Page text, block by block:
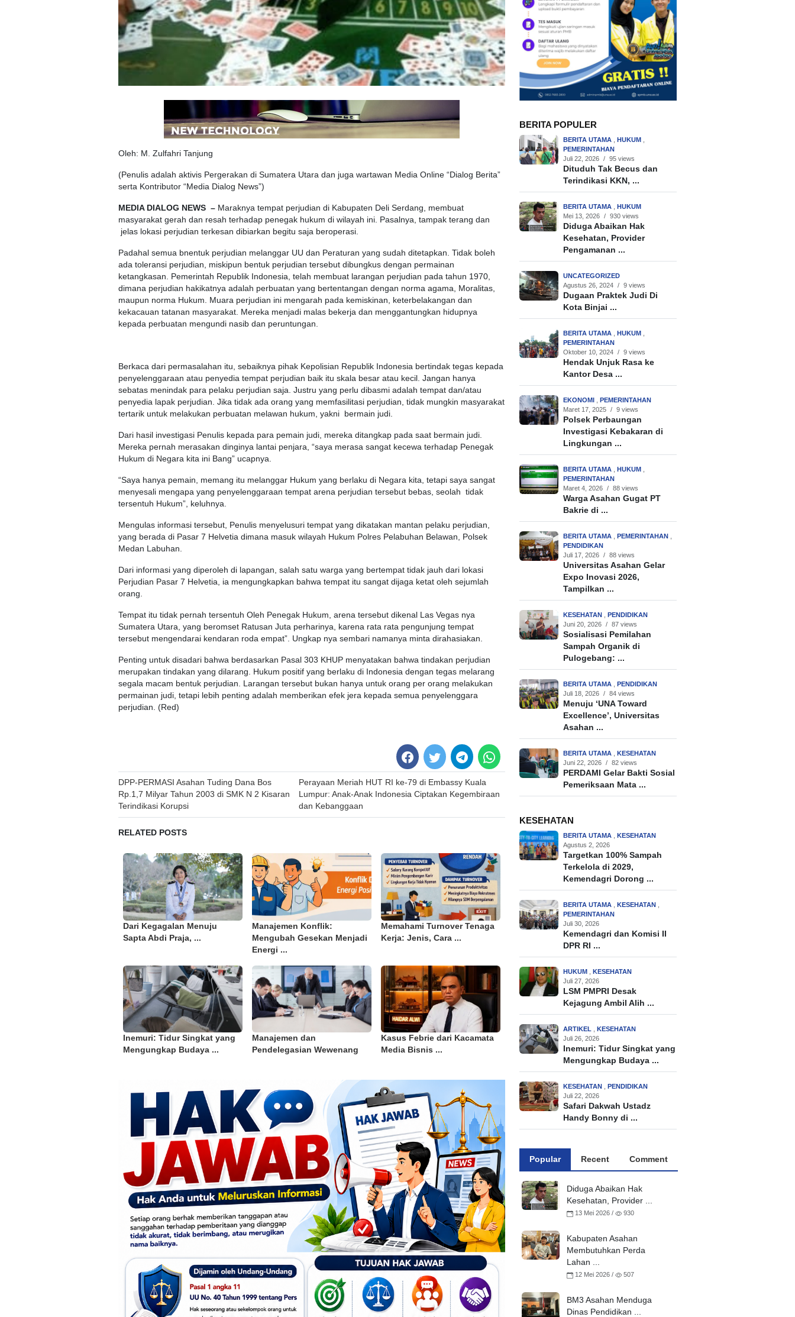
Oleh: M. Zulfahri Tanjung
(Penulis adalah aktivis Pergerakan di Sumatera Utara dan juga wartawan Media Online “Dialog Berita”
serta Kontributor “Media Dialog News”)
MEDIA DIALOG NEWS – Maraknya tempat perjudian di Kabupaten Deli Serdang, membuat
masyarakat gerah dan resah terhadap penegak hukum di wilayah ini. Pasalnya, tampak terang dan
jelas lokasi perjudian terkesan dibiarkan begitu saja beroperasi.
Padahal semua bnentuk perjudian melanggar UU dan Peraturan yang sudah ditetapkan. Tidak boleh
ada toleransi perjudian, miskipun bentuk perjudian tersebut dibungkus dengan permainan
ketangkasan. Pemerintah Republik Indonesia, telah membuat larangan perjudian pada tahun 1970,
dimana perjudian hakikatnya adalah perbuatan yang bertentangan dengan norma agama, Moralitas,
maupun norma Hukum. Muara perjudian ini mengarah pada kemiskinan, keterbelakangan dan
kekacauan tatanan masyarakat. Mereka menjadi malas bekerja dan menggantungkan hidupnya
kepada perbuatan mengundi nasib dan peruntungan.
Berkaca dari permasalahan itu, sebaiknya pihak Kepolisian Republik Indonesia bertindak tegas kepada
penyelenggaraan atau penyedia tempat perjudian baik itu skala besar atau kecil. Jangan hanya
sebatas menindak para pelaku perjudian saja. Justru yang perlu dibasmi adalah tempat dan/atau
penyedia lapak perjudian. Jika tidak ada orang yang memfasilitasi perjudian, tidak mungkin masyarakat
tertarik untuk melakukan perbuatan melawan hukum, yakni bermain judi.
Dari hasil investigasi Penulis kepada para pemain judi, mereka ditangkap pada saat bermain judi.
Mereka pernah merasakan dinginya lantai penjara, “saya merasa sangat kecewa terhadap Penegak
Hukum di Negara kita ini Bang” ucapnya.
“Saya hanya pemain, memang itu melanggar Hukum yang berlaku di Negara kita, tetapi saya sangat
menyesali mengapa yang penyelenggaraan tempat arena perjudian tersebut bebas, seolah tidak
tersentuh Hukum”, keluhnya.
Mengulas informasi tersebut, Penulis menyelusuri tempat yang dikatakan mantan pelaku perjudian,
yang berada di Pasar 7 Helvetia dimana masuk wilayah Hukum Polres Pelabuhan Belawan, Polsek
Medan Labuhan.
Dari informasi yang diperoleh di lapangan, salah satu warga yang bertempat tidak jauh dari lokasi
Perjudian Pasar 7 Helvetia, ia mengungkapkan bahwa tempat itu sangat dijaga ketat oleh sejumlah
orang.
Tempat itu tidak pernah tersentuh Oleh Penegak Hukum, arena tersebut dikenal Las Vegas nya
Sumatera Utara, yang beromset Ratusan Juta perharinya, karena rata rata pengunjung tempat
tersebut mengendarai kendaran roda empat”. Ungkap nya sembari namanya minta dirahasiakan.
Penting untuk disadari bahwa berdasarkan Pasal 303 KHUP menyatakan bahwa tindakan perjudian
merupakan tindakan yang dilarang. Hukum positif yang berlaku di Indonesia dengan tegas melarang
segala macam bentuk perjudian. Larangan tersebut bukan hanya untuk orang per orang melakukan
permainan judi, tetapi lebih penting adalah memberikan efek jera kepada semua penyelenggara
perjudian. (Red)
Post
navigation
DPP-PERMASI Asahan Tuding Dana Bos
Rp.1,7 Milyar Tahun 2003 di SMK N 2 Kisaran
Terindikasi Korupsi
Perayaan Meriah HUT RI ke-79 di Embassy Kuala
Lumpur: Anak-Anak Indonesia Ciptakan Kegembiraan
dan Kebanggaan
RELATED POSTS
Dari Kegagalan Menuju
Sapta Abdi Praja, ...
Manajemen Konflik:
Mengubah Gesekan Menjadi
Energi ...
Memahami Turnover Tenaga
Kerja: Jenis, Cara ...
Inemuri: Tidur Singkat yang
Mengungkap Budaya ...
Manajemen dan
Pendelegasian Wewenang
Kasus Febrie dari Kacamata
Media Bisnis ...
BERITA POPULER
BERITA UTAMA , HUKUM ,
PEMERINTAHAN
Juli 22, 2026
/ 95 views
Dituduh Tak Becus dan
Terindikasi KKN, ...
BERITA UTAMA , HUKUM
Mei 13, 2026
/ 930 views
Diduga Abaikan Hak
Kesehatan, Provider
Pengamanan ...
UNCATEGORIZED
Agustus 26, 2024
/ 9 views
Dugaan Praktek Judi Di
Kota Binjai ...
BERITA UTAMA , HUKUM ,
PEMERINTAHAN
Oktober 10, 2024
/ 9 views
Hendak Unjuk Rasa ke
Kantor Desa ...
EKONOMI , PEMERINTAHAN
Maret 17, 2025
/ 9 views
Polsek Perbaungan
Investigasi Kebakaran di
Lingkungan ...
BERITA UTAMA , HUKUM ,
PEMERINTAHAN
Maret 4, 2026
/ 88 views
Warga Asahan Gugat PT
Bakrie di ...
BERITA UTAMA , PEMERINTAHAN ,
PENDIDIKAN
Juli 17, 2026
/ 88 views
Universitas Asahan Gelar
Expo Inovasi 2026,
Tampilkan ...
KESEHATAN , PENDIDIKAN
Juni 20, 2026
/ 87 views
Sosialisasi Pemilahan
Sampah Organik di
Pulogebang: ...
BERITA UTAMA , PENDIDIKAN
Juli 18, 2026
/ 84 views
Menuju ‘UNA Toward
Excellence’, Universitas
Asahan ...
BERITA UTAMA , KESEHATAN
Juni 22, 2026
/ 82 views
PERDAMI Gelar Bakti Sosial
Pemeriksaan Mata ...
KESEHATAN
BERITA UTAMA , KESEHATAN
Agustus 2, 2026
Targetkan 100% Sampah
Terkelola di 2029,
Kemendagri Dorong ...
BERITA UTAMA , KESEHATAN ,
PEMERINTAHAN
Juli 30, 2026
Kemendagri dan Komisi II
DPR RI ...
HUKUM , KESEHATAN
Juli 27, 2026
LSM PMPRI Desak
Kejagung Ambil Alih ...
ARTIKEL , KESEHATAN
Juli 26, 2026
Inemuri: Tidur Singkat yang
Mengungkap Budaya ...
KESEHATAN , PENDIDIKAN
Juli 22, 2026
Safari Dakwah Ustadz
Handy Bonny di ...
Popular Recent Comment
Diduga Abaikan Hak
Kesehatan, Provider ...
13 Mei 2026 / 930
Kabupaten Asahan
Membutuhkan Perda
Lahan ...
12 Mei 2026 / 507
BM3 Asahan Menduga
Dinas Pendidikan ...